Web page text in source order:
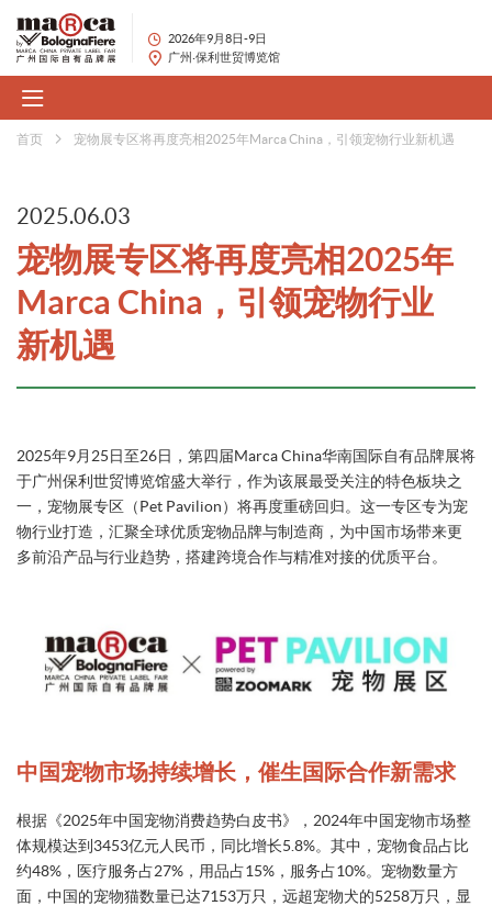
2026年9月8日-9日
广州·保利世贸博览馆
首页 宠物展专区将再度亮相2025年Marca China，引领宠物行业新机遇
2025.06.03
宠物展专区将再度亮相2025年
Marca China，引领宠物行业
新机遇
2025年9月25日至26日，第四届Marca China华南国际自有品牌展将
于广州保利世贸博览馆盛大举行，作为该展最受关注的特色板块之
一，宠物展专区（Pet Pavilion）将再度重磅回归。这一专区专为宠
物行业打造，汇聚全球优质宠物品牌与制造商，为中国市场带来更
多前沿产品与行业趋势，搭建跨境合作与精准对接的优质平台。
中国宠物市场持续增长，催生国际合作新需求
根据《2025年中国宠物消费趋势白皮书》，2024年中国宠物市场整
体规模达到3453亿元人民币，同比增长5.8%。其中，宠物食品占比
约48%，医疗服务占27%，用品占15%，服务占10%。宠物数量方
面，中国的宠物猫数量已达7153万只，远超宠物犬的5258万只，显